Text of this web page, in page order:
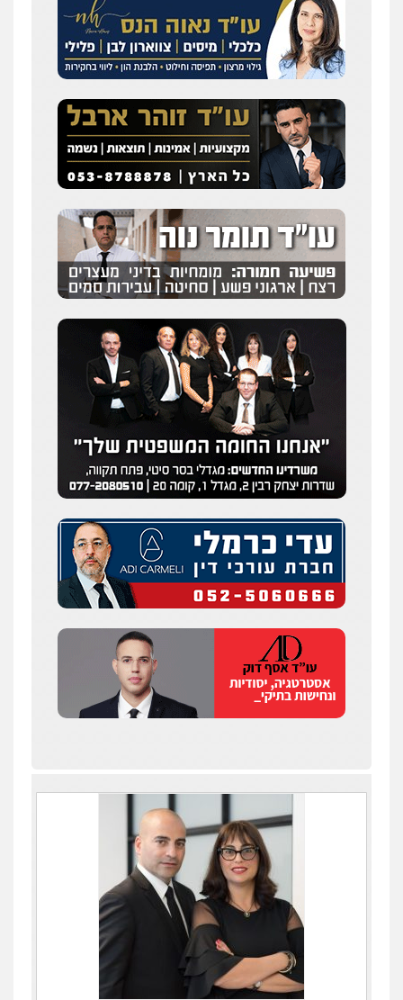
עדי כרמלי – חברת עו"ד
פלילי כלכלי עורכי דין לענייני אסירים
0525060666
גיא זהבי משרד עורכי דין